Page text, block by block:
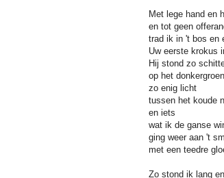
Met lege hand en
en tot geen
trad ik in 't bos en
Uw eerste krokus
Hij stond zo
op het
zo enig licht
tussen het koude
en iets
wat ik de ganse
ging weer aan 't
met een teedre
Zo stond ik lang